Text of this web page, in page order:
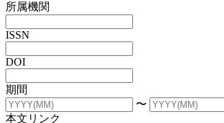
所属機関
ISSN
DOI
期間
〜
本文リンク